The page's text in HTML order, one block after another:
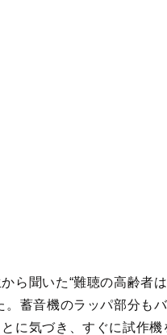
ら聞いた“難聴の高齢者
蓄音機のラッパ部分も
に気づき、すぐに試作機